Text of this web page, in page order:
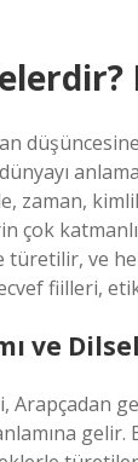
zaman,
çok
türetilir, ve
fiilleri,
ve Dilsel
Arapçadan